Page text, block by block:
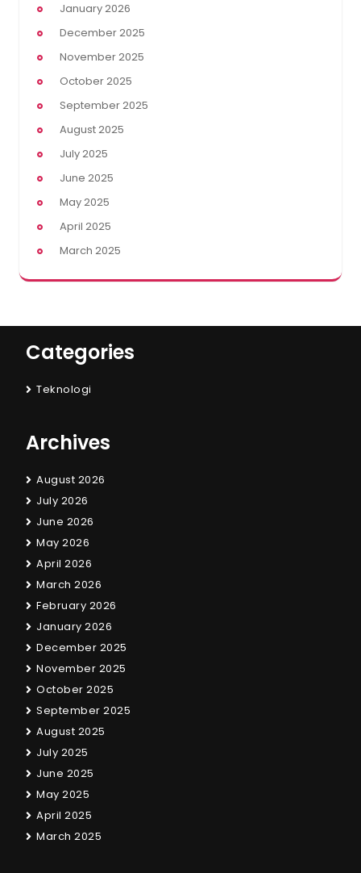
January 2026
December 2025
November 2025
October 2025
September 2025
August 2025
July 2025
June 2025
May 2025
April 2025
March 2025
Categories
Teknologi
Archives
August 2026
July 2026
June 2026
May 2026
April 2026
March 2026
February 2026
January 2026
December 2025
November 2025
October 2025
September 2025
August 2025
July 2025
June 2025
May 2025
April 2025
March 2025